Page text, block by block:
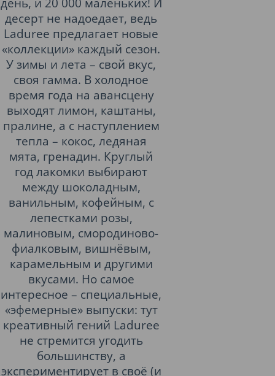
десерт не надоедает, ведь
Ladurеe предлагает новые
«коллекции» каждый сезон.
У зимы и лета – свой вкус,
своя гамма. В холодное
время года на авансцену
выходят лимон, каштаны,
пралине, а с наступлением
тепла – кокос, ледяная
мята, гренадин. Круглый
год лакомки выбирают
между шоколадным,
ванильным, кофейным, с
лепестками розы,
малиновым, смородиново-
фиалковым, вишнёвым,
карамельным и другими
вкусами. Но самое
интересное – специальные,
«эфемерные» выпуски: тут
креативный гений Ladurеe
не стремится угодить
большинству, а
экспериментирует в своё (и